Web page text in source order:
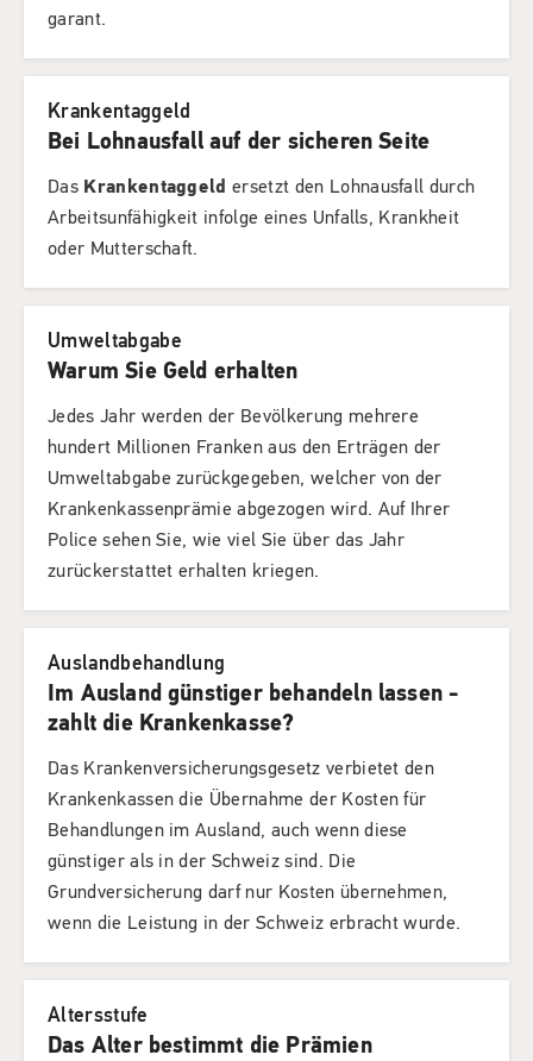
garant.
Krankentaggeld
Bei Lohnausfall auf der sicheren Seite
Das Krankentaggeldersetzt den Lohnausfall durch
Arbeitsunfähigkeit infolge eines Unfalls, Krankheit
oder Mutterschaft.
Umweltabgabe
Warum Sie Geld erhalten
Jedes Jahr werden der Bevölkerung mehrere
hundert Millionen Franken aus den Erträgen der
Umweltabgabe zurückgegeben, welcher von der
Krankenkassenprämie abgezogen wird. Auf Ihrer
Police sehen Sie, wie viel Sie über das Jahr
zurückerstattet erhalten kriegen.
Auslandbehandlung
Im Ausland günstiger behandeln lassen -
zahlt die Krankenkasse?
Das Krankenversicherungsgesetz verbietet den
Krankenkassen die Übernahme der Kosten für
Behandlungen im Ausland, auch wenn diese
günstiger als in der Schweiz sind. Die
Grundversicherung darf nur Kosten übernehmen,
wenn die Leistung in der Schweiz erbracht wurde.
Altersstufe
Das Alter bestimmt die Prämien